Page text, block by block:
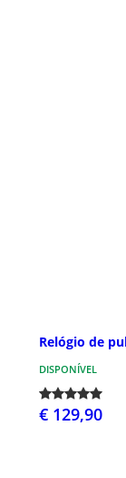
Relógio de
DISPONÍVEL
€ 129,90